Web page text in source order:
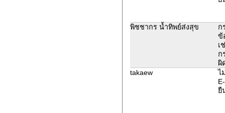
พิชชากร น้ำทิพย์ส่งสุข
ก
ข้
เ
ก
ผิ
takaew
ไ
ยื